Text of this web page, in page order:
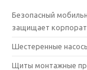
Безопасный
защищает
Шестеренные
Щиты монтажные